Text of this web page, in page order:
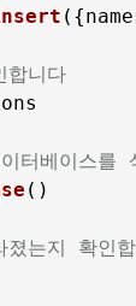
({name
니다
베이스를
()
는지 확인